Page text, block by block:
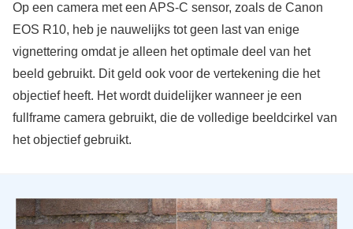
Op een camera met een APS-C sensor, zoals de Canon
EOS R10, heb je nauwelijks tot geen last van enige
vignettering omdat je alleen het optimale deel van het
beeld gebruikt. Dit geld ook voor de vertekening die het
objectief heeft. Het wordt duidelijker wanneer je een
fullframe camera gebruikt, die de volledige beeldcirkel van
het objectief gebruikt.